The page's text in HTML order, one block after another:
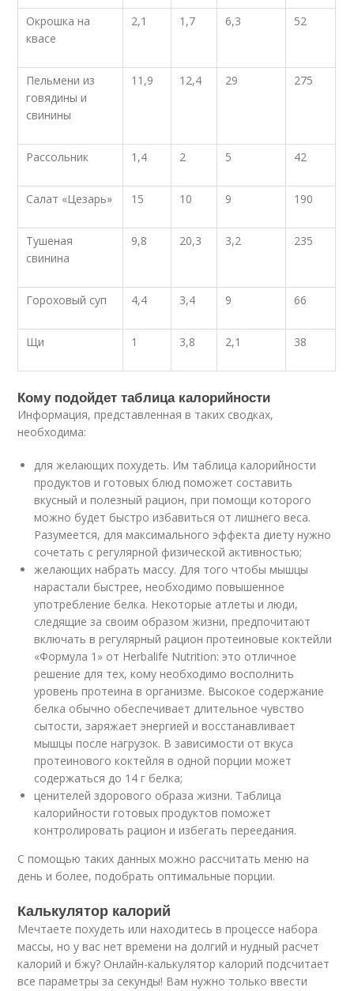
Окрошка на
квасе
2,1 1,7 6,3 52
Пельмени из
говядины и
свинины
11,9 12,4 29 275
Рассольник 1,4 2 5 42
Салат «Цезарь» 15 10 9 190
Тушеная
свинина
9,8 20,3 3,2 235
Гороховый суп 4,4 3,4 9 66
Щи 1 3,8 2,1 38
Кому подойдет таблица калорийности
Информация, представленная в таких сводках,
необходима:
для желающих похудеть. Им таблица калорийности
продуктов и готовых блюд поможет составить
вкусный и полезный рацион, при помощи которого
можно будет быстро избавиться от лишнего веса.
Разумеется, для максимального эффекта диету нужно
сочетать с регулярной физической активностью;
желающих набрать массу. Для того чтобы мышцы
нарастали быстрее, необходимо повышенное
употребление белка. Некоторые атлеты и люди,
следящие за своим образом жизни, предпочитают
включать в регулярный рацион протеиновые коктейли
«Формула 1» от Herbalife Nutrition: это отличное
решение для тех, кому необходимо восполнить
уровень протеина в организме. Высокое содержание
белка обычно обеспечивает длительное чувство
сытости, заряжает энергией и восстанавливает
мышцы после нагрузок. В зависимости от вкуса
протеинового коктейля в одной порции может
содержаться до 14 г белка;
ценителей здорового образа жизни. Таблица
калорийности готовых продуктов поможет
контролировать рацион и избегать переедания.
С помощью таких данных можно рассчитать меню на
день и более, подобрать оптимальные порции.
Калькулятор калорий
Мечтаете похудеть или находитесь в процессе набора
массы, но у вас нет времени на долгий и нудный расчет
калорий и бжу? Онлайн-калькулятор калорий подсчитает
все параметры за секунды! Вам нужно только ввести